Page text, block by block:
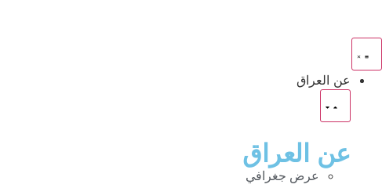
عن العراق
عن العراق
عرض جغرافي